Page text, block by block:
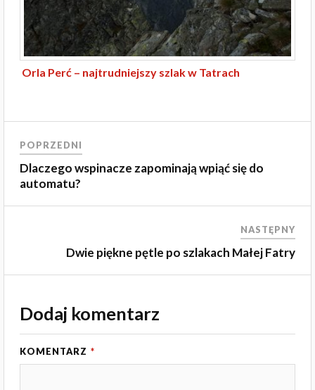
Orla Perć – najtrudniejszy szlak w Tatrach
POPRZEDNI
Dlaczego wspinacze zapominają wpiąć się do
automatu?
NASTĘPNY
Dwie piękne pętle po szlakach Małej Fatry
Dodaj komentarz
KOMENTARZ *